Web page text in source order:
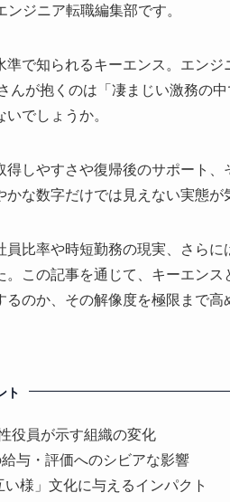
ジニア転職編集部です。
で知られるキーエンス。エンジ
が抱くのは「凄まじい激務の
でしょうか。
しやすさや復帰後のサポート
な数字だけでは見えない実態が
比率や時短勤務の現実、さらに
この記事を通じて、キーエンス
のか、その解像度を極限まで高
ト
役員が示す組織の変化
与・評価へのシビアな影響
様」文化に与えるインパクト